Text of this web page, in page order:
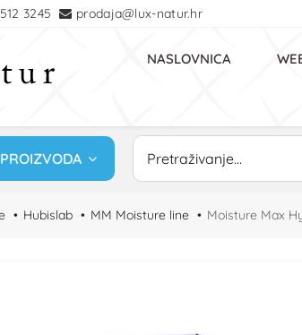
3245 prodaja@lux-natur.hr
NASLOVNICA
Hubislab MM Moisture line Moisture Max